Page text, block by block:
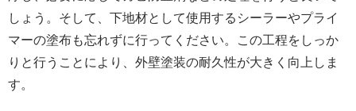
しょう。そして、下地材として使用するシーラーやプライ
マーの塗布も忘れずに行ってください。この工程をしっか
りと行うことにより、外壁塗装の耐久性が大きく向上しま
す。